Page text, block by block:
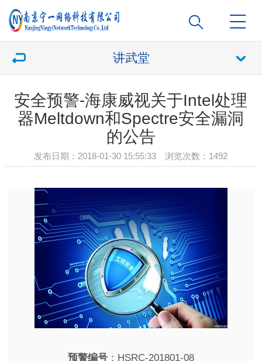
讲武堂
安全预警-海康威视关于Intel处理
器Meltdown和Spectre安全漏洞
的公告
发布日期：2018-01-30 15:55:33 浏览次数： 1492
预警编号 ：HSRC-201801-08